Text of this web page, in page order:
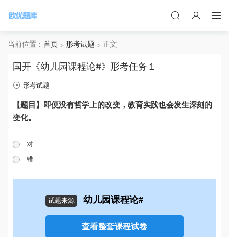
当前位置： 首页 形考试题 正文
国开《幼儿园课程论#》形考任务１
形考试题
【题目】即便没有哲学上的改变，教育实践也会发生深刻的
变化。
对
错
试题来源 幼儿园课程论#
查看整套课程试卷